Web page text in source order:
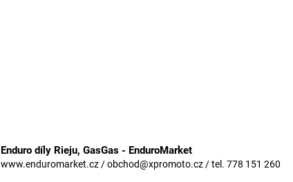
Enduro díly Rieju, GasGas - EnduroMarket
www.enduromarket.cz / obchod@xpromoto.cz / tel. 778 151 260